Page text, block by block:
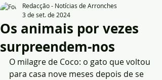
Os animais por vezes
surpreendem-nos
Redacção - Notícias de Arronches
3 de set. de 2024
O milagre de Coco: o gato que voltou
para casa nove meses depois de se